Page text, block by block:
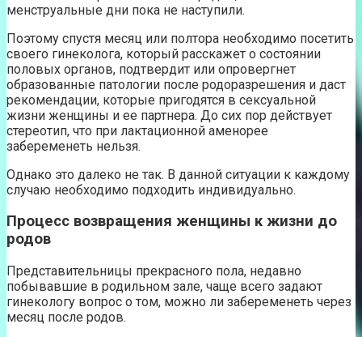
менструальные дни пока не наступили.
Поэтому спустя месяц или полтора необходимо посетить
своего гинеколога, который расскажет о состоянии
половых органов, подтвердит или опровергнет
образованные патологии после родоразрешения и даст
рекомендации, которые пригодятся в сексуальной
жизни женщины и ее партнера. До сих пор действует
стереотип, что при лактационной аменорее
забеременеть нельзя.
Однако это далеко не так. В данной ситуации к каждому
случаю необходимо подходить индивидуально.
Процесс возвращения женщины к жизни до
родов
Представительницы прекрасного пола, недавно
побывавшие в родильном зале, чаще всего задают
гинекологу вопрос о том, можно ли забеременеть через
месяц после родов.